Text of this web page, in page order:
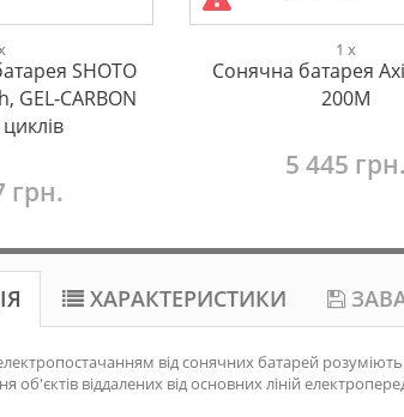
SHOTO
GEL-CARBON
грн.
1 x
Сонячна батарея
200M
5 445 грн.
ХАРАКТЕРИСТИКИ
від сонячних батарей
об'єктів віддалених від основних ліній